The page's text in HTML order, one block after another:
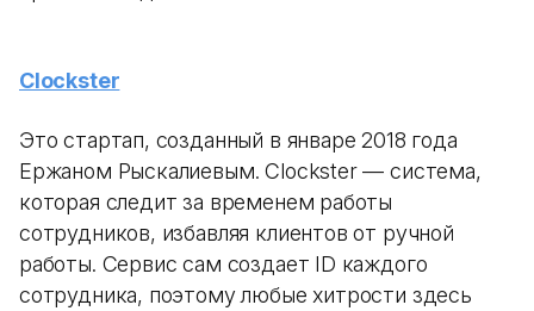
Сlockster
Это стартап, созданный в январе 2018 года
Ержаном Рыскалиевым. Сlockster — система,
которая следит за временем работы
сотрудников, избавляя клиентов от ручной
работы. Сервис сам создает ID каждого
сотрудника, поэтому любые хитрости здесь